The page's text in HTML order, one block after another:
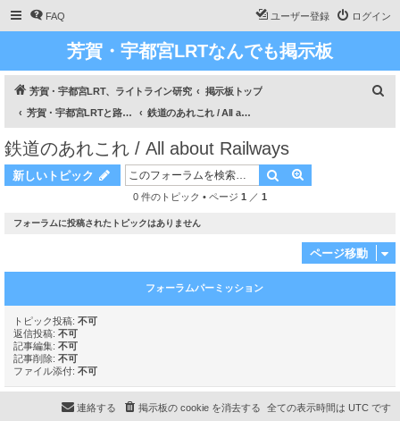
FAQ ログイン
ユーザー登録
芳賀・宇都宮LRTなんでも掲示板
芳賀・宇都宮LRT、ライトライン研究
掲示板トップ
芳賀・宇都宮LRTと路面電車のあれこれ / All about Haga Utsunomiya LRT and about Trams
鉄道のあれこれ / All about Railways
鉄道のあれこれ / All about Railways
新しいトピック 検索
0 件のトピック • ページ 1 ／ 1
フォーラムに投稿されたトピックはありません
ページ移動
フォーラムパーミッション
トピック投稿: 不可
返信投稿: 不可
記事編集: 不可
記事削除: 不可
ファイル添付: 不可
全ての表示時間は UTC です
掲示板の cookie を消去する
連絡する